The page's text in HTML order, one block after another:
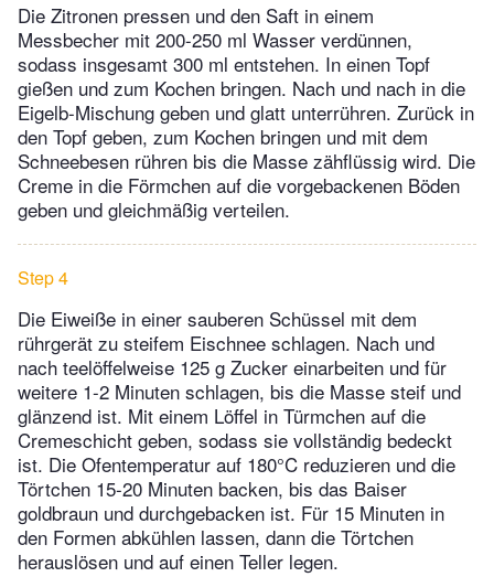
Die Zitronen pressen und den Saft in einem
Messbecher mit 200-250 ml Wasser verdünnen,
sodass insgesamt 300 ml entstehen. In einen Topf
gießen und zum Kochen bringen. Nach und nach in die
Eigelb-Mischung geben und glatt unterrühren. Zurück in
den Topf geben, zum Kochen bringen und mit dem
Schneebesen rühren bis die Masse zähflüssig wird. Die
Creme in die Förmchen auf die vorgebackenen Böden
geben und gleichmäßig verteilen.
Step 4
Die Eiweiße in einer sauberen Schüssel mit dem
rührgerät zu steifem Eischnee schlagen. Nach und
nach teelöffelweise 125 g Zucker einarbeiten und für
weitere 1-2 Minuten schlagen, bis die Masse steif und
glänzend ist. Mit einem Löffel in Türmchen auf die
Cremeschicht geben, sodass sie vollständig bedeckt
ist. Die Ofentemperatur auf 180°C reduzieren und die
Törtchen 15-20 Minuten backen, bis das Baiser
goldbraun und durchgebacken ist. Für 15 Minuten in
den Formen abkühlen lassen, dann die Törtchen
herauslösen und auf einen Teller legen.